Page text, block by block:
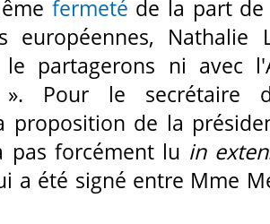
fermeté de la part
européennes, Nathalie
partagerons ni avec
Pour le secrétaire
proposition de la
pas forcément lu in
a été signé entre Mme